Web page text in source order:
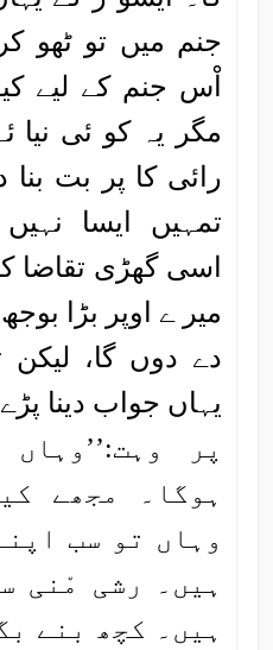
جنم میں تو ٹھو
اْس جنم کے لیے
مگر یہ کو ئی نیا
رائی کا پر بت
تمہیں ایسا نہیں
اسی گھڑی تقاضا
میر ے اوپر بڑا
دے دوں گا، لیکن
یہاں جواب دینا پڑے
پر
ہوگا۔ مجھے
وہاں تو سب
ہیں۔ رشی مْنی
ہیں۔ کچھ بنے